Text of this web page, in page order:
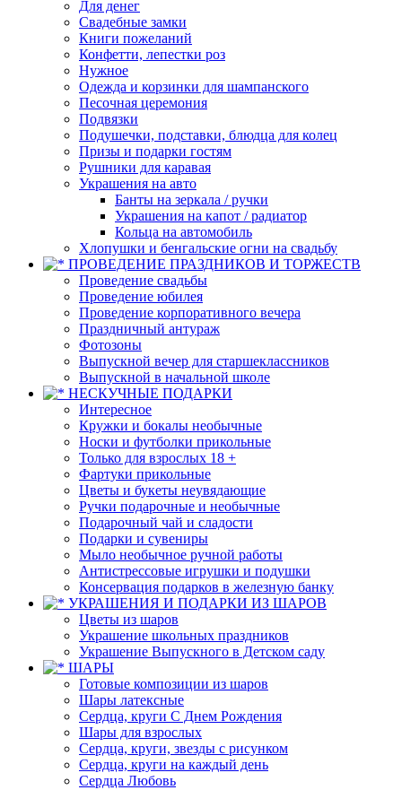
Для денег
Свадебные замки
Книги пожеланий
Конфетти, лепестки роз
Нужное
Одежда и корзинки для шампанского
Песочная церемония
Подвязки
Подушечки, подставки, блюдца для колец
Призы и подарки гостям
Рушники для каравая
Украшения на авто
Банты на зеркала / ручки
Украшения на капот / радиатор
Кольца на автомобиль
Хлопушки и бенгальские огни на свадьбу
ПРОВЕДЕНИЕ ПРАЗДНИКОВ И ТОРЖЕСТВ
Проведение свадьбы
Проведение юбилея
Проведение корпоративного вечера
Праздничный антураж
Фотозоны
Выпускной вечер для старшеклассников
Выпускной в начальной школе
НЕСКУЧНЫЕ ПОДАРКИ
Интересное
Кружки и бокалы необычные
Носки и футболки прикольные
Только для взрослых 18 +
Фартуки прикольные
Цветы и букеты неувядающие
Ручки подарочные и необычные
Подарочный чай и сладости
Подарки и сувениры
Мыло необычное ручной работы
Антистрессовые игрушки и подушки
Консервация подарков в железную банку
УКРАШЕНИЯ И ПОДАРКИ ИЗ ШАРОВ
Цветы из шаров
Украшение школьных праздников
Украшение Выпускного в Детском саду
ШАРЫ
Готовые композиции из шаров
Шары латексные
Сердца, круги С Днем Рождения
Шары для взрослых
Сердца, круги, звезды с рисунком
Сердца, круги на каждый день
Сердца Любовь